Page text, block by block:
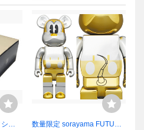
ョ
数量限定 sorayama FUTURE